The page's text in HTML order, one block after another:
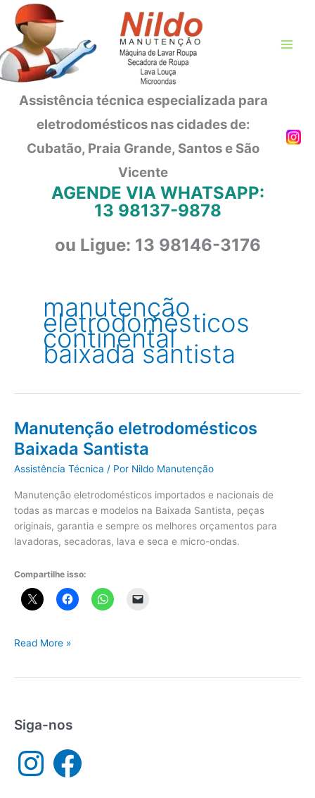
para
conteúdo
Assistência técnica especializada para
eletrodomésticos nas cidades de:
Cubatão, Praia Grande, Santos e São
Vicente
AGENDE VIA WHATSAPP:
13 98137-9878
ou Ligue: 13 98146-3176
manutenção
eletrodomésticos
continental
baixada santista
Manutenção eletrodomésticos
Baixada Santista
Assistência Técnica / Por Nildo Manutenção
Manutenção eletrodomésticos importados e nacionais de
todas as marcas e modelos na Baixada Santista, peças
originais, garantia e sempre os melhores orçamentos para
lavadoras, secadoras, lava e seca e micro-ondas.
Compartilhe isso:
Manutenção
Read More »
Siga-nos
n
a
c